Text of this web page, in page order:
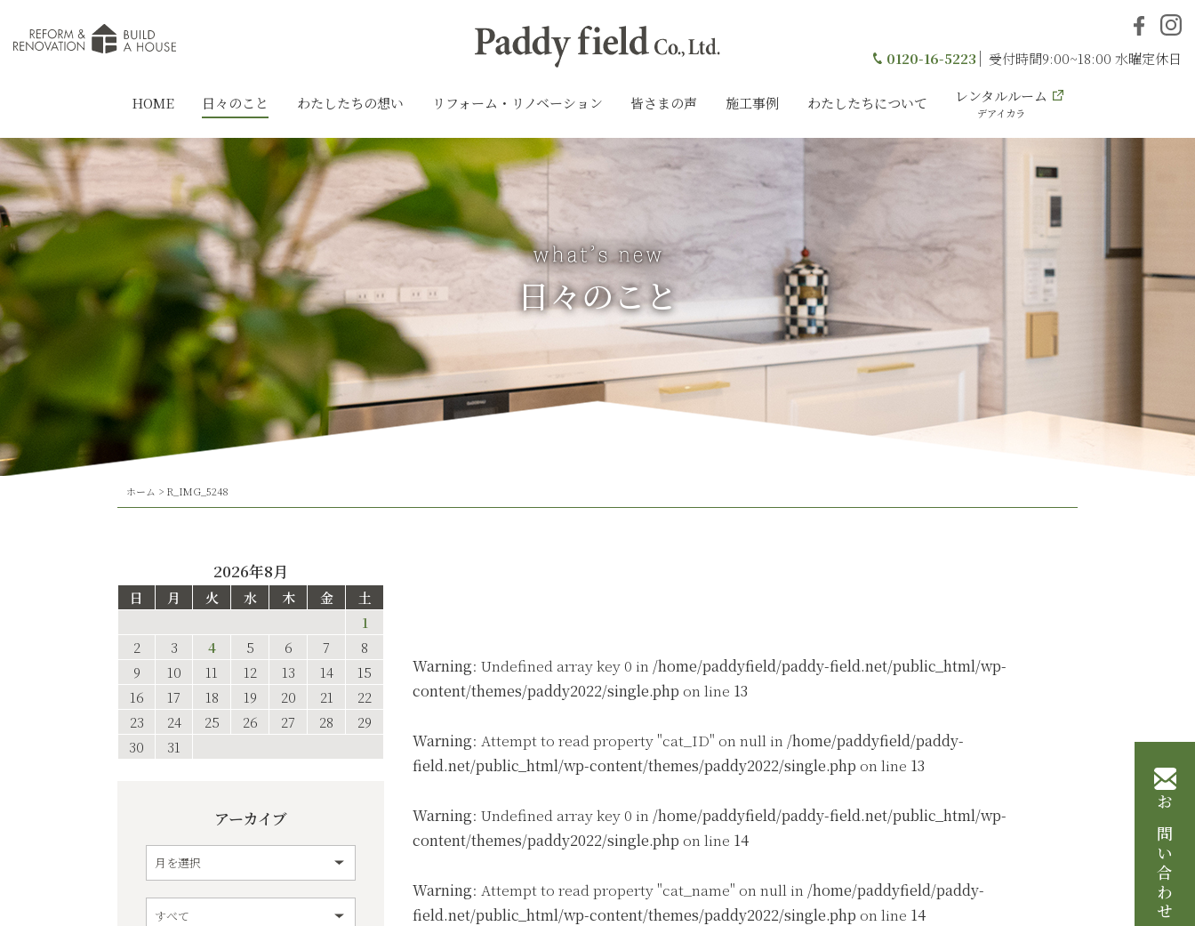
0120-16-5223 受付時間9:00~18:00 水曜定休日
HOME 日々のこと わたしたちの想い リフォーム・リノベーション 皆さまの声 施工事例 わたしたちについて レンタルルーム
デアイカラ
お問い合わせ
日々のこと
ホーム > R_IMG_5248
Warning: Undefined array key 0 in /home/paddyfield/paddy-field.net/public_html/wp-
content/themes/paddy2022/single.php on line 13
Warning: Attempt to read property "cat_ID" on null in /home/paddyfield/paddy-
field.net/public_html/wp-content/themes/paddy2022/single.php on line 13
Warning: Undefined array key 0 in /home/paddyfield/paddy-field.net/public_html/wp-
content/themes/paddy2022/single.php on line 14
Warning: Attempt to read property "cat_name" on null in /home/paddyfield/paddy-
field.net/public_html/wp-content/themes/paddy2022/single.php on line 14
2026年8月
日 月 火 水 木 金
土
1
2
3 4 5 6 7
8
9
10 11 12 13 14
15
16
17 18 19 20 21
22
23
24 25 26 27 28
29
30
31
アーカイブ